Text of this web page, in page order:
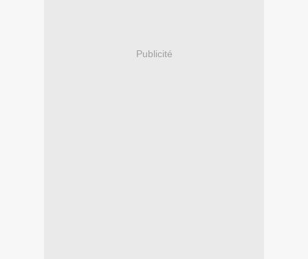
Publicité